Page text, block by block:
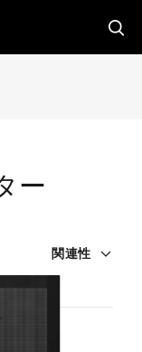
検索
ー
関連性